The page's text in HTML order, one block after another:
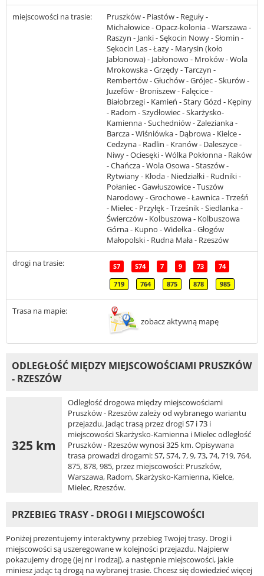
miejscowości na trasie:
Pruszków - Piastów - Reguły -
Michałowice - Opacz-kolonia - Warszawa -
Raszyn - Janki - Sękocin Nowy - Słomin -
Sękocin Las - Łazy - Marysin (koło
Jabłonowa) - Jabłonowo - Mroków - Wola
Mrokowska - Grzędy - Tarczyn -
Rembertów - Głuchów - Grójec - Skurów -
Juzefów - Broniszew - Falęcice -
Białobrzegi - Kamień - Stary Gózd - Kępiny
- Radom - Szydłowiec - Skarżysko-
Kamienna - Suchedniów - Zalezianka -
Barcza - Wiśniówka - Dąbrowa - Kielce -
Cedzyna - Radlin - Kranów - Daleszyce -
Niwy - Ociesęki - Wólka Pokłonna - Raków
- Chańcza - Wola Osowa - Staszów -
Rytwiany - Kłoda - Niedziałki - Rudniki -
Połaniec - Gawłuszowice - Tuszów
Narodowy - Grochowe - Ławnica - Trześń
- Mielec - Przyłęk - Trześnik - Siedlanka -
Świerczów - Kolbuszowa - Kolbuszowa
Górna - Kupno - Widełka - Głogów
Małopolski - Rudna Mała - Rzeszów
drogi na trasie: S7 S74 7 9 73 74
719 764 875 878 985
Trasa na mapie:
zobacz aktywną mapę
ODLEGŁOŚĆ MIĘDZY MIEJSCOWOŚCIAMI PRUSZKÓW
- RZESZÓW
325 km
Odległość drogowa między miejscowościami
Pruszków - Rzeszów zależy od wybranego wariantu
przejazdu. Jadąc trasą przez drogi S7 i 73 i
miejscowości Skarżysko-Kamienna i Mielec odległość
Pruszków - Rzeszów wynosi 325 km. Opisywana
trasa prowadzi drogami: S7, S74, 7, 9, 73, 74, 719, 764,
875, 878, 985, przez miejscowości: Pruszków,
Warszawa, Radom, Skarżysko-Kamienna, Kielce,
Mielec, Rzeszów.
PRZEBIEG TRASY - DROGI I MIEJSCOWOŚCI
Poniżej prezentujemy interaktywny przebieg Twojej trasy. Drogi i
miejscowości są uszeregowane w kolejności przejazdu. Najpierw
pokazujemy drogę (jej nr i rodzaj), a następnie miejscowości, jakie
miniesz jadąc tą drogą na wybranej trasie. Chcesz się dowiedzieć więcej